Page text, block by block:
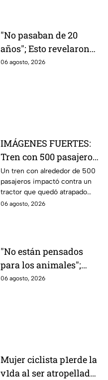
"No pasaban de 20
años"; Esto revelaron
los peregrinos que
06 agosto, 2026
IMÁGENES FUERTES:
Tren con 500 pasajeros
emb1ste tractor que
quedó sobre las vías;
VIDEO muestra el
choque
Un tren con alrededor de 500
pasajeros impactó contra un
tractor que quedó atrapado
sobre las vías en Czarlin,
06 agosto, 2026
"No están pensados
para los animales";
Hábitats de los
06 agosto, 2026
Mujer ciclista p1erde la
v1da al ser atropellada